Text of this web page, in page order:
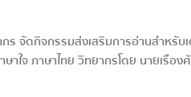
ดกิจกรรมส่งเสริมการอ่านสำหรั
ใจ ภาษาไทย วิทยากรโดย นายเรื